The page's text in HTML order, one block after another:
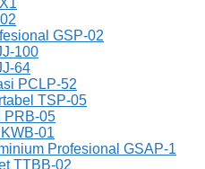
GSP-02
100
64
PCLP-52
TSP-05
PRB-05
01
Profesional GSAP-1
TTBB-02